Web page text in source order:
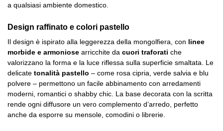
a qualsiasi ambiente domestico.
Design raffinato e colori pastello
Il design è ispirato alla leggerezza della mongolfiera, con linee
morbide e armoniose arricchite da cuori traforati che
valorizzano la forma e la luce riflessa sulla superficie smaltata. Le
delicate tonalità pastello – come rosa cipria, verde salvia e blu
polvere – permettono un facile abbinamento con arredamenti
moderni, romantici o shabby chic. La base decorata con la scritta
rende ogni diffusore un vero complemento d’arredo, perfetto
anche da esporre su mensole, comodini o librerie.